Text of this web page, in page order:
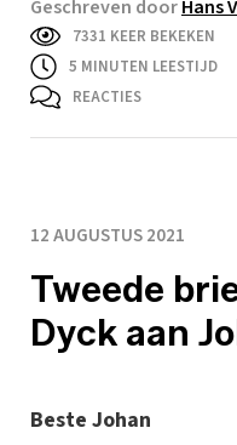
Geschreven doorHans
7331 KEER BEKEKEN
5 MINUTEN LEESTIJD
REACTIES
12 AUGUSTUS 2021
Tweede
Dyck aan
Beste Johan